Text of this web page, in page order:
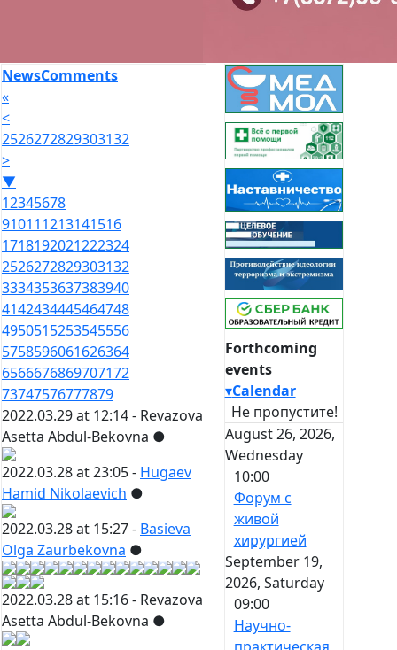
NewsComments
«
<
2526272829303132
>
▼
12345678
910111213141516
1718192021222324
2526272829303132
3334353637383940
4142434445464748
4950515253545556
5758596061626364
6566676869707172
73747576777879
2022.03.29 at 12:14 - Revazova
Asetta Abdul-Bekovna ●
2022.03.28 at 23:05 - Hugaev
Hamid Nikolaevich ●
2022.03.28 at 15:27 - Basieva
Olga Zaurbekovna ●
2022.03.28 at 15:16 - Revazova
Asetta Abdul-Bekovna ●
Forthcoming
events
▾Calendar
Не пропустите!
August 26, 2026,
Wednesday
10:00
Форум с
живой
хирургией
September 19,
2026, Saturday
09:00
Научно-